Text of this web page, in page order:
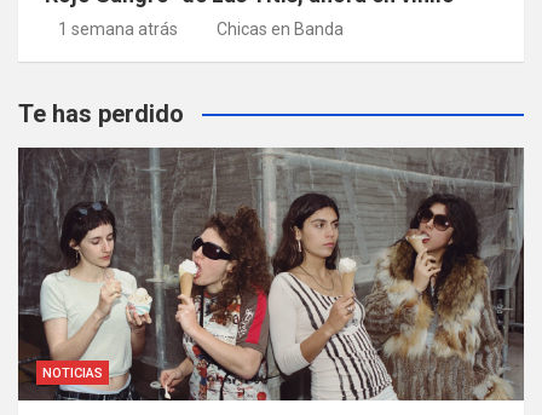
1 semana atrás Chicas en Banda
Te has perdido
NOTICIAS